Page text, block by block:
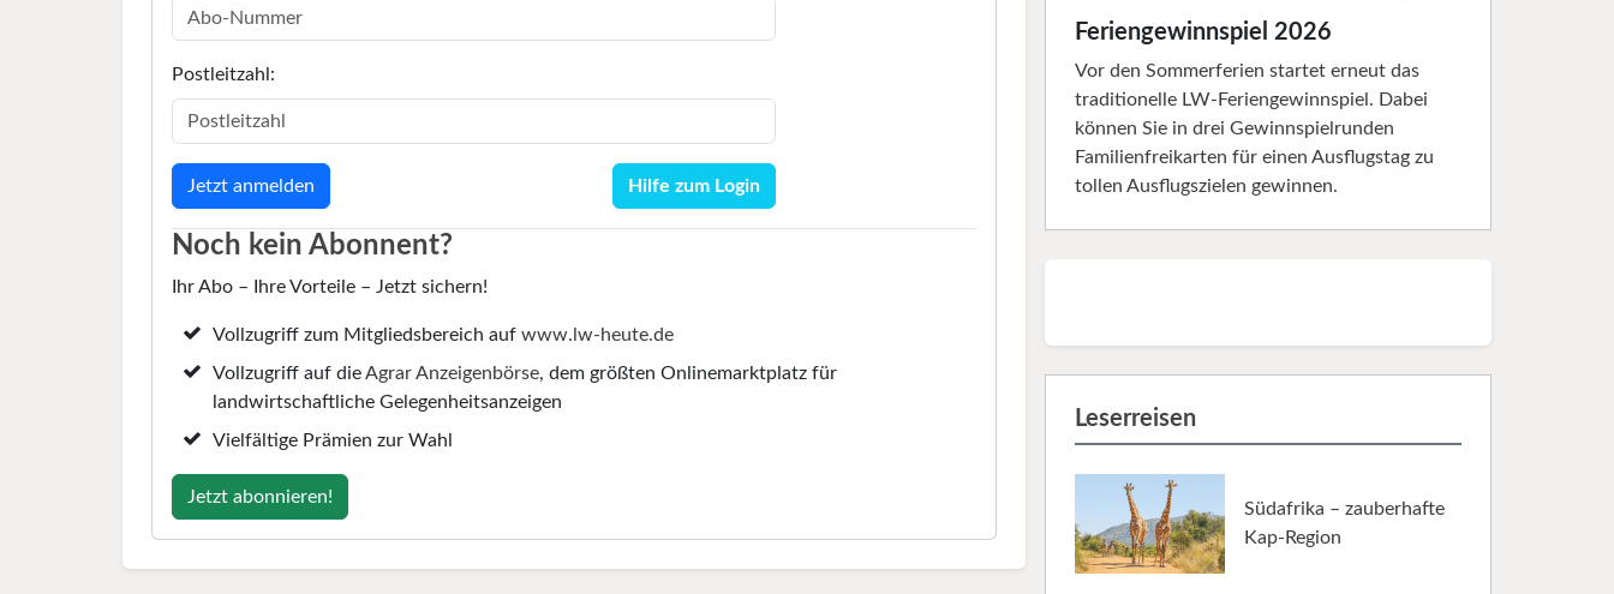
Postleitzahl:
Hilfe zum Login
Noch kein Abonnent?
Ihr Abo – Ihre Vorteile – Jetzt sichern!
Vollzugriff zum Mitgliedsbereich aufwww.lw-heute.de
Vollzugriff auf dieAgrar Anzeigenbörse, dem größten Onlinemarktplatz für
landwirtschaftliche Gelegenheitsanzeigen
Vielfältige Prämien zur Wahl
Jetzt abonnieren!
Feriengewinnspiel 2026
Vor den Sommerferien startet erneut das
traditionelle LW-Feriengewinnspiel. Dabei
können Sie in drei Gewinnspielrunden
Familienfreikarten für einen Ausflugstag zu
tollen Ausflugszielen gewinnen.
Leserreisen
Südafrika – zauberhafte
Kap-Region